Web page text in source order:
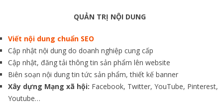
QUẢN TRỊ NỘI DUNG
Viết nội dung chuẩn SEO
Cập nhật nội dung do doanh nghiệp cung cấp
Cập nhật, đăng tải thông tin sản phẩm lên website
Biên soạn nội dung tin tức sản phẩm, thiết kế banner
Xây dựng Mạng xã hội: Facebook, Twitter, YouTube, Pinterest,
Youtube…